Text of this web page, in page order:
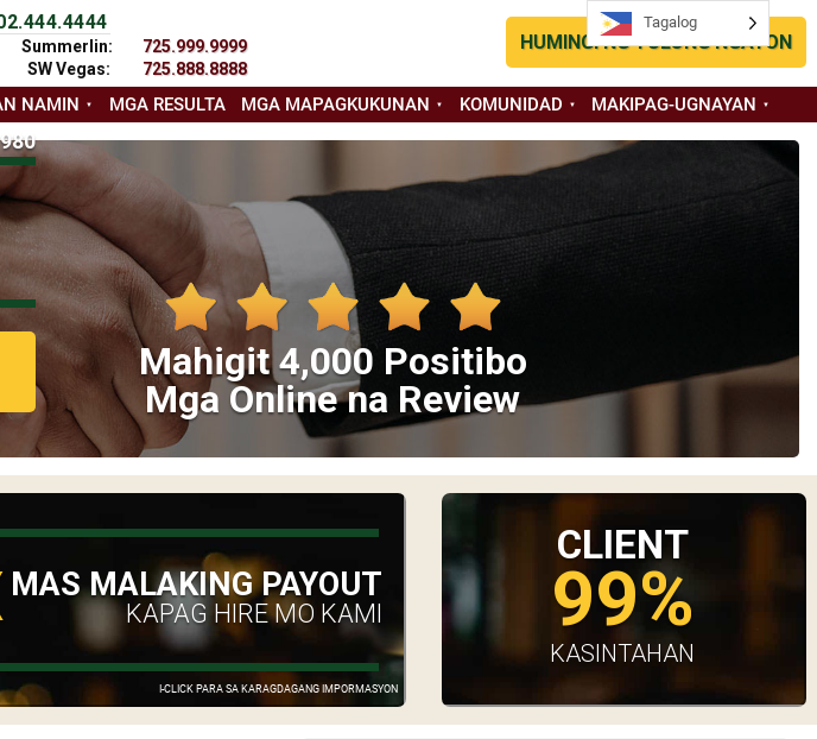
Summerlin:
725.999.9999
SW Vegas:
725.888.8888
HUMINGI NG TULONG NGAYON
NAMIN MGA RESULTA MGA MAPAGKUKUNAN KOMUNIDAD MAKIPAG-UGNAYAN
Mahigit 4,000 Positibo
Mga Online na Review
I-CLICK PARA SA KARAGDAGANG IMPORMASYON
MAS MALAKING PAYOUT
KAPAG HIRE MO KAMI
CLIENT
99%
KASINTAHAN
Tagalog